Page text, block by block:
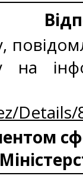
на
Details/